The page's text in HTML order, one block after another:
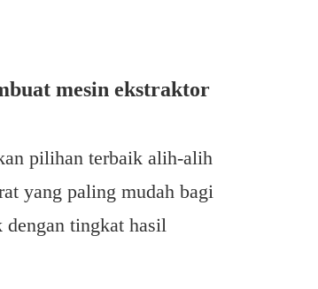
mesin ekstraktor
pilihan terbaik alih-alih
yang paling mudah bagi
dengan tingkat hasil